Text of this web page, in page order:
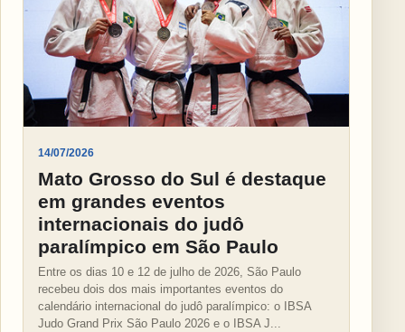
14/07/2026
Mato Grosso do Sul é destaque
em grandes eventos
internacionais do judô
paralímpico em São Paulo
Entre os dias 10 e 12 de julho de 2026, São Paulo
recebeu dois dos mais importantes eventos do
calendário internacional do judô paralímpico: o IBSA
Judo Grand Prix São Paulo 2026 e o IBSA J...